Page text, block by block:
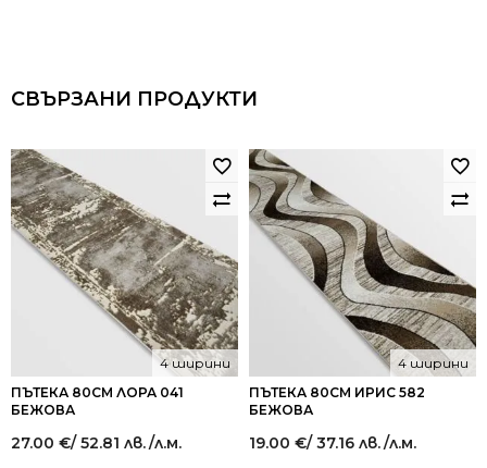
СВЪРЗАНИ ПРОДУКТИ
ПЪТЕКА 80СМ ЛОРА 041
БЕЖОВА
4 ширини
27.00 €/ 52.81 лв./л.м.
ПЪТЕКА 80СМ ИРИС 582
БЕЖОВА
4 ширини
19.00 €/ 37.16 лв./л.м.